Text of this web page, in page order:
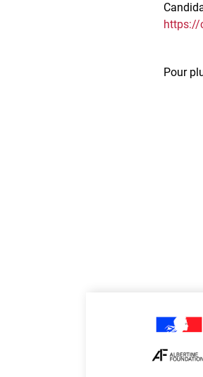
https://
Pour